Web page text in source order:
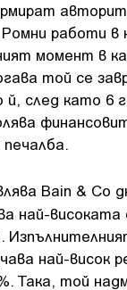
работи в
момент в
той се
след като 6
Bain & Co
най-високата
най-висок
Така, той